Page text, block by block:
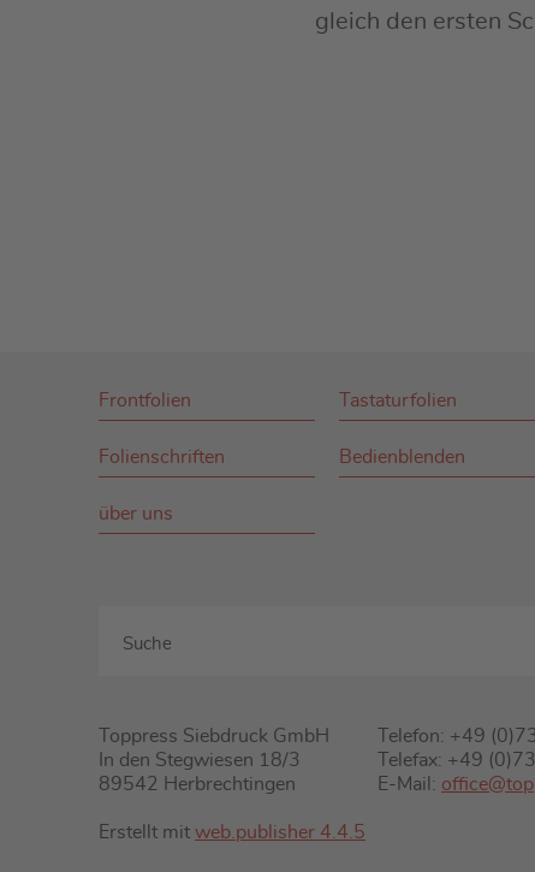
gleich den ersten
Frontfolien Tastaturfolien
Folienschriften Bedienblenden
über uns
Toppress Siebdruck GmbH
In den Stegwiesen 18/3
89542 Herbrechtingen
Telefon: +49
Telefax: +49
E-Mail:
Erstellt mit web.publisher 4.4.5